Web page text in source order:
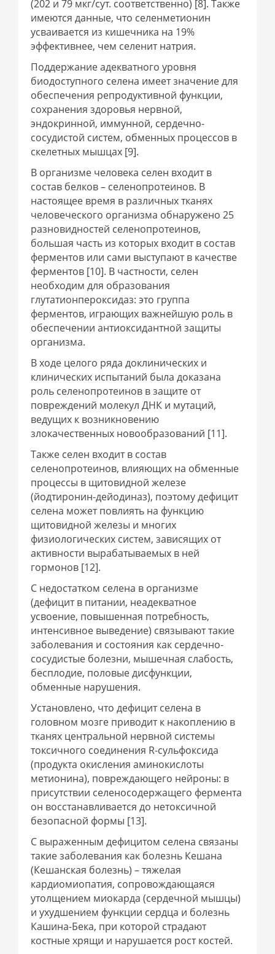
(202 и 79 мкг/сут. соответственно) [8]. Также
имеются данные, что селенметионин
усваивается из кишечника на 19%
эффективнее, чем селенит натрия.
Поддержание адекватного уровня
биодоступного селена имеет значение для
обеспечения репродуктивной функции,
сохранения здоровья нервной,
эндокринной, иммунной, сердечно-
сосудистой систем, обменных процессов в
скелетных мышцах [9].
В организме человека селен входит в
состав белков – селенопротеинов. В
настоящее время в различных тканях
человеческого организма обнаружено 25
разновидностей селенопротеинов,
большая часть из которых входит в состав
ферментов или сами выступают в качестве
ферментов [10]. В частности, селен
необходим для образования
глутатионпероксидаз: это группа
ферментов, играющих важнейшую роль в
обеспечении антиоксидантной защиты
организма.
В ходе целого ряда доклинических и
клинических испытаний была доказана
роль селенопротеинов в защите от
повреждений молекул ДНК и мутаций,
ведущих к возникновению
злокачественных новообразований [11].
Также селен входит в состав
селенопротеинов, влияющих на обменные
процессы в щитовидной железе
(йодтиронин-дейодиназ), поэтому дефицит
селена может повлиять на функцию
щитовидной железы и многих
физиологических систем, зависящих от
активности вырабатываемых в ней
гормонов [12].
С недостатком селена в организме
(дефицит в питании, неадекватное
усвоение, повышенная потребность,
интенсивное выведение) связывают такие
заболевания и состояния как сердечно-
сосудистые болезни, мышечная слабость,
бесплодие, половые дисфункции,
обменные нарушения.
Установлено, что дефицит селена в
головном мозге приводит к накоплению в
тканях центральной нервной системы
токсичного соединения R-сульфоксида
(продукта окисления аминокислоты
метионина), повреждающего нейроны: в
присутствии селеносодержащего фермента
он восстанавливается до нетоксичной
безопасной формы [13].
С выраженным дефицитом селена связаны
такие заболевания как болезнь Кешана
(Кешанская болезнь) – тяжелая
кардиомиопатия, сопровождающаяся
утолщением миокарда (сердечной мышцы)
и ухудшением функции сердца и болезнь
Кашина-Бека, при которой страдают
костные хрящи и нарушается рост костей.